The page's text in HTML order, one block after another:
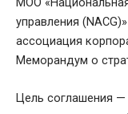
управления
ассоциация
Меморандум о
Цель соглашения —